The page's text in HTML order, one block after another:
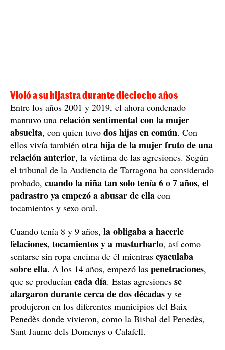
Violó a su hijastra durante dieciocho años
Entre los años 2001 y 2019, el ahora condenado
mantuvo una relación sentimental con la mujer
absuelta, con quien tuvo dos hijas en común. Con
ellos vivía también otra hija de la mujer fruto de una
relación anterior, la víctima de las agresiones. Según
el tribunal de la Audiencia de Tarragona ha considerado
probado, cuando la niña tan solo tenía 6 o 7 años, el
padrastro ya empezó a abusar de ella con
tocamientos y sexo oral.